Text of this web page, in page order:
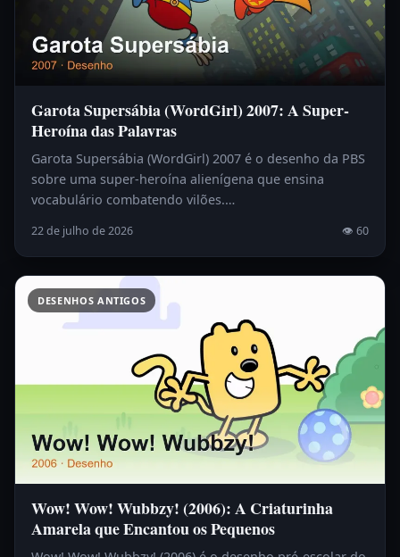
Garota Supersábia (WordGirl) 2007: A Super-
Heroína das Palavras
Garota Supersábia (WordGirl) 2007 é o desenho da PBS
sobre uma super-heroína alienígena que ensina
vocabulário combatendo vilões.…
22 de julho de 2026 👁 60
DESENHOS ANTIGOS
Wow! Wow! Wubbzy! (2006): A Criaturinha
Amarela que Encantou os Pequenos